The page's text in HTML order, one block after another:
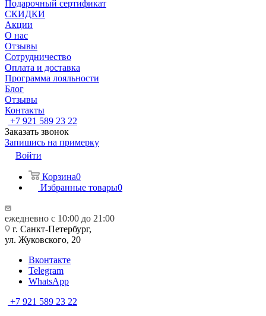
Подарочный сертификат
СКИДКИ
Акции
О нас
Отзывы
Сотрудничество
Оплата и доставка
Программа лояльности
Блог
Отзывы
Контакты
+7 921 589 23 22
Заказать звонок
Запишись на примерку
Войти
Корзина0
Избранные товары0
ежедневно с 10:00 до 21:00
г. Санкт-Петербург,
ул. Жуковского, 20
Вконтакте
Telegram
WhatsApp
+7 921 589 23 22